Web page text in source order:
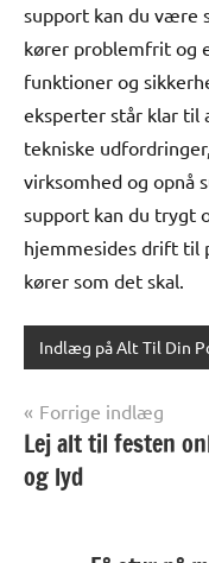
support kan du være
kører problemfrit og
funktioner og
eksperter står klar til
tekniske
virksomhed og opnå
support kan du trygt
hjemmesides drift til
kører som det skal.
Indlæg på Alt Til Din
Forrige indlæg
Lej alt til festen
og lyd